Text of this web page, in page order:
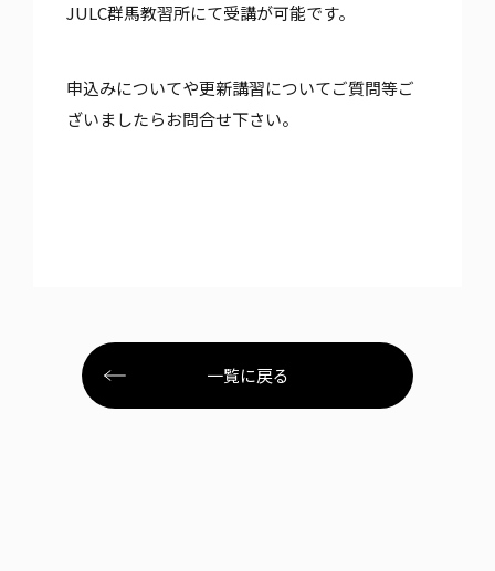
JULC群馬教習所にて受講が可能です。
申込みについてや更新講習についてご質問等ご
ざいましたらお問合せ下さい。
一覧に戻る